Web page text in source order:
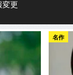
変更
名作